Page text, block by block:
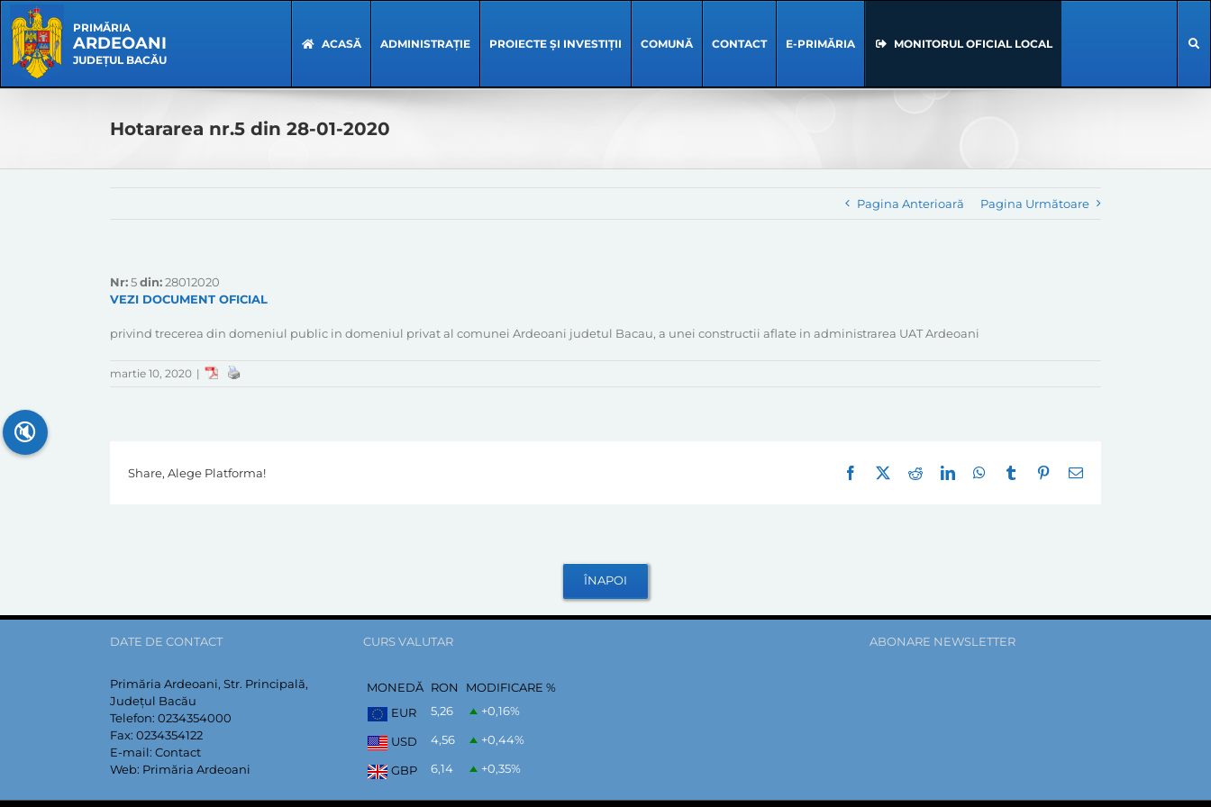
content
Navigation
PRIMĂRIA
ARDEOANI
JUDEȚUL BACĂU
ACASĂ ADMINISTRAȚIE PROIECTE ȘI INVESTIȚII COMUNĂ CONTACT E-PRIMĂRIA MONITORUL OFICIAL LOCAL
Hotararea nr.5 din 28-01-2020
Pagina Anterioară Pagina Următoare
Nr:5din:28012020
VEZI DOCUMENT OFICIAL
privind trecerea din domeniul public in domeniul privat al comunei Ardeoani judetul Bacau, a unei constructii aflate in administrarea UAT Ardeoani
martie 10, 2020 |
Share, Alege Platforma! Facebook RedditLinkedInWhatsApp
Tumblr Pinterest
E-
DATE DE CONTACT
Primăria Ardeoani, Str. Principală,
Județul Bacău
Telefon: 0234354000
Fax: 0234354122
E-mail: Contact
Web: Primăria Ardeoani
CURS VALUTAR
MONEDĂ RON
MODIFICARE %
EUR
5,26 +0,16%
USD 4,56 +0,44%
GBP 6,14 +0,35%
ABONARE NEWSLETTER
🔇